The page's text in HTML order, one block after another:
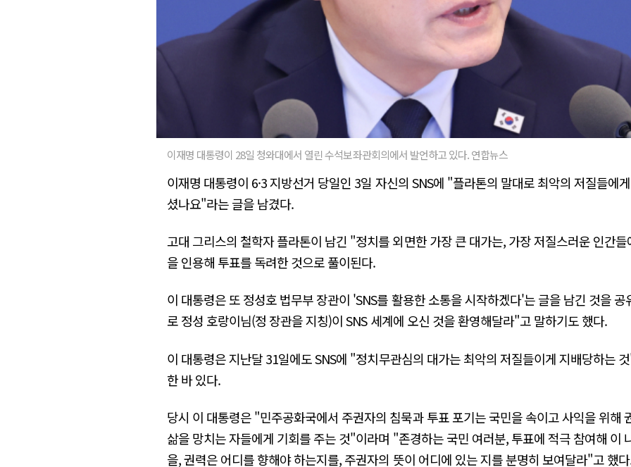
이재명 대통령이 28일 청와대에서 열린 수석보좌관회의에서 발언하고 있다. 연합뉴스
이재명 대통령이 6·3 지방선거 당일인 3일 자신의 SNS에 "플라톤의 말대로 최악의 저질들에
셨나요"라는 글을 남겼다.
고대 그리스의 철학자 플라톤이 남긴 "정치를 외면한 가장 큰 대가는, 가장 저질스러운 인간
을 인용해 투표를 독려한 것으로 풀이된다.
이 대통령은 또 정성호 법무부 장관이 'SNS를 활용한 소통을 시작하겠다'는 글을 남긴 것을
로 정성 호랑이님(정 장관을 지칭)이 SNS 세계에 오신 것을 환영해달라"고 말하기도 했다.
이 대통령은 지난달 31일에도 SNS에 "정치무관심의 대가는 최악의 저질들이게 지배당하는
한 바 있다.
당시 이 대통령은 "민주공화국에서 주권자의 침묵과 투표 포기는 국민을 속이고 사익을 위해
삶을 망치는 자들에게 기회를 주는 것"이라며 "존경하는 국민 여러분, 투표에 적극 참여해 이
을, 권력은 어디를 향해야 하는지를, 주권자의 뜻이 어디에 있는 지를 분명히 보여달라"고 했